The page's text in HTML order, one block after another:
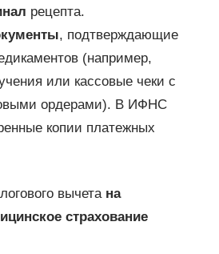
рецепта.
, подтверждающие
(например,
или кассовые чеки с
ордерами). В ИФНС
копии платежных
вычета на
страхование